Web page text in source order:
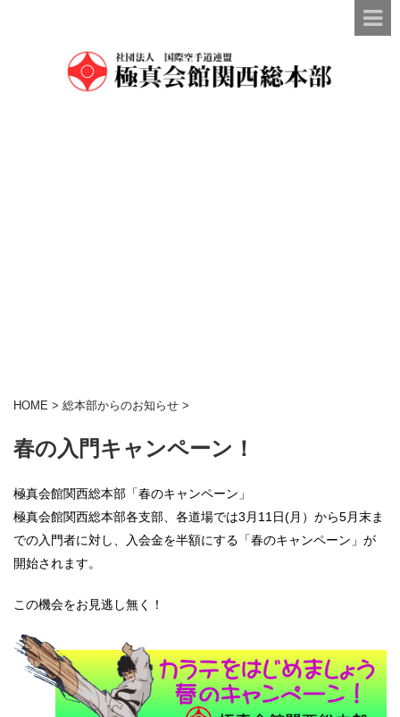
HOME > 総本部からのお知らせ >
春の入門キャンペーン！
極真会館関西総本部「春のキャンペーン」
極真会館関西総本部各支部、各道場では3月11日(月）から5月末ま
での入門者に対し、
入会金を半額にする「春のキャンペーン」 が
開始されます。
この機会をお見逃し無く！